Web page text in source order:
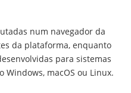
num navegador da
da plataforma, enquanto
para sistemas
Windows, macOS ou Linux.